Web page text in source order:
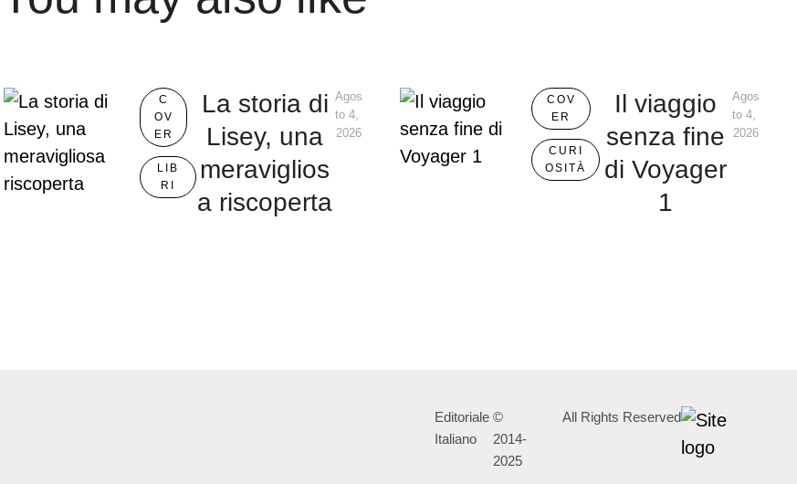
C
OV
ER
LIB
RI
La storia di
Lisey, una
meraviglios
a riscoperta
Agos
to 4,
2026
COV
ER
CURI
OSITÀ
Il viaggio
senza fine
di Voyager
1
Agos
to 4,
2026
Editoriale
Italiano
©
2014-
2025
All Rights Reserved